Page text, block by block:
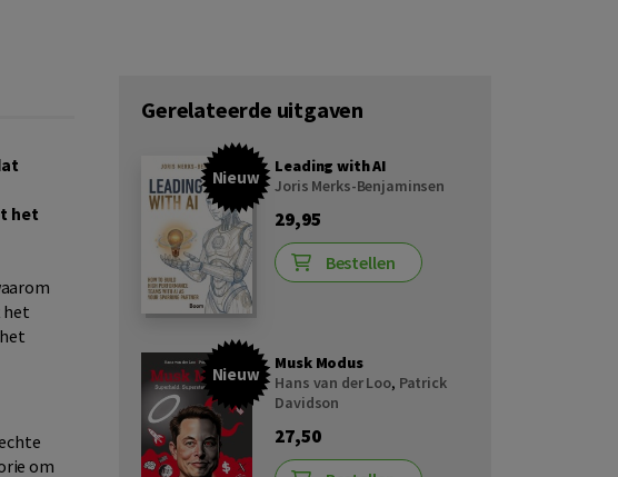
het
het
om
Gerelateerde uitgaven
Nieuw
Leading with AI
Joris Merks-Benjaminsen
29,95
Bestellen
Nieuw
Musk Modus
Hans van der Loo, Patrick
Davidson
27,50